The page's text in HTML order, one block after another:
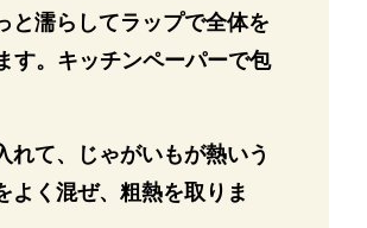
と濡らしてラップで全体を
す。キッチンペーパーで包
れて、じゃがいもが熱いう
よく混ぜ、粗熱を取りま